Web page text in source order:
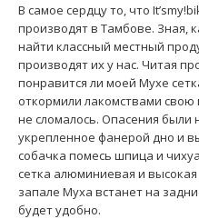
В самое сердцу то, что
производят в Тамбове. Зная,
найти классный местный
производят их у нас. Читая
понравится ли моей Мухе
откормили лакомствами
не сломалось. Опасения
укрепленное фанерой дно и
собачка помесь шпица и
сетка алюминиевая и
запале Муха встанет на
будет удобно.